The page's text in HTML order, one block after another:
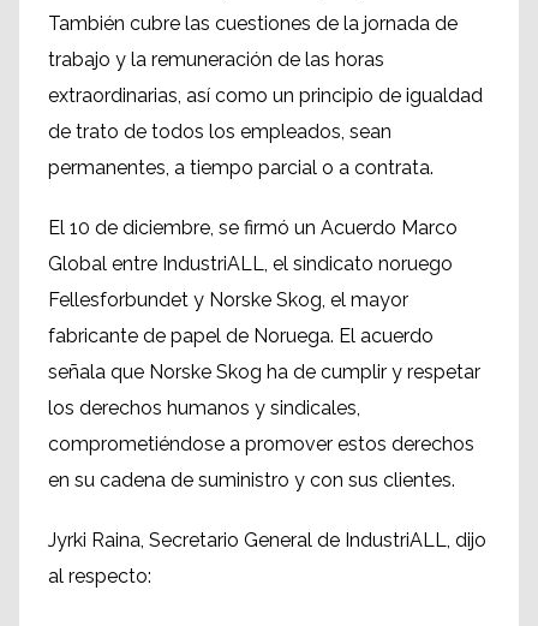
También cubre las cuestiones de la jornada de
trabajo y la remuneración de las horas
extraordinarias, así como un principio de igualdad
de trato de todos los empleados, sean
permanentes, a tiempo parcial o a contrata.
El 10 de diciembre, se firmó un Acuerdo Marco
Global entre IndustriALL, el sindicato noruego
Fellesforbundet y Norske Skog, el mayor
fabricante de papel de Noruega. El acuerdo
señala que Norske Skog ha de cumplir y respetar
los derechos humanos y sindicales,
comprometiéndose a promover estos derechos
en su cadena de suministro y con sus clientes.
Jyrki Raina, Secretario General de IndustriALL, dijo
al respecto: